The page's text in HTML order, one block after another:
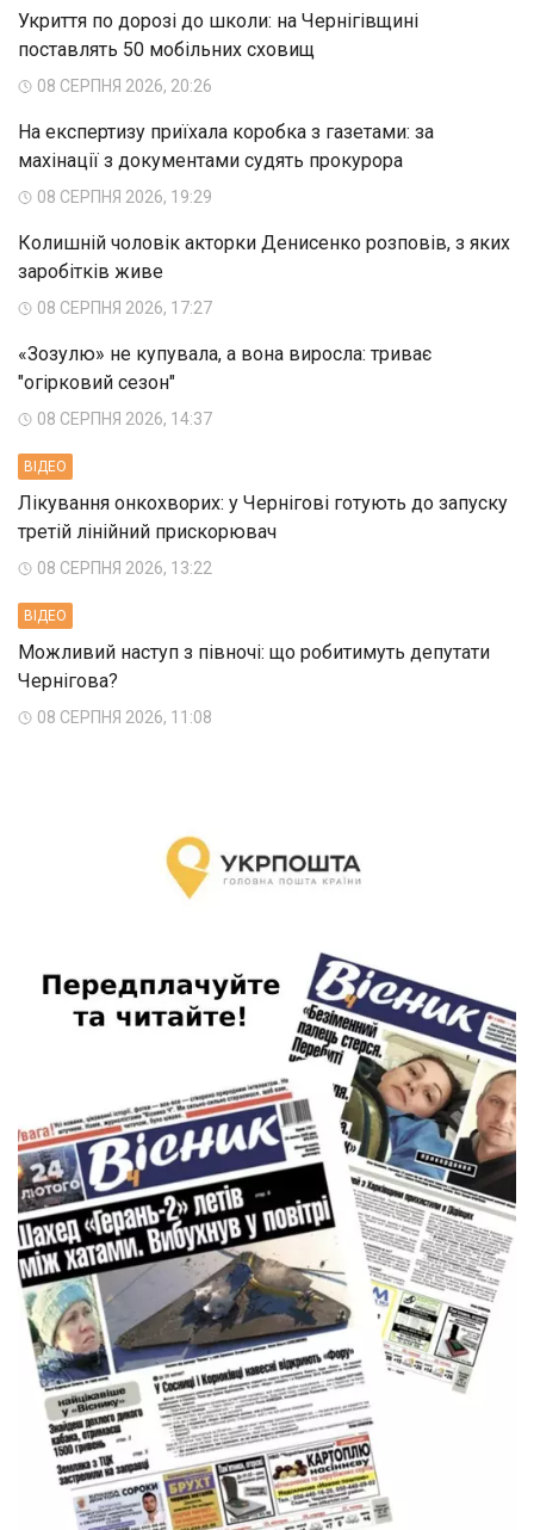
Укриття по дорозі до школи: на Чернігівщині
поставлять 50 мобільних сховищ
08 СЕРПНЯ 2026, 20:26
На експертизу приїхала коробка з газетами: за
махінації з документами судять прокурора
08 СЕРПНЯ 2026, 19:29
Колишній чоловік акторки Денисенко розповів, з яких
заробітків живе
08 СЕРПНЯ 2026, 17:27
«Зозулю» не купувала, а вона виросла: триває
"огірковий сезон"
08 СЕРПНЯ 2026, 14:37
ВIДЕО
Лікування онкохворих: у Чернігові готують до запуску
третій лінійний прискорювач
08 СЕРПНЯ 2026, 13:22
ВIДЕО
Можливий наступ з півночі: що робитимуть депутати
Чернігова?
08 СЕРПНЯ 2026, 11:08